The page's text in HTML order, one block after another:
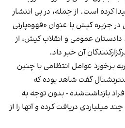
کرده است. از جمله، در پی انتشار
در جزیره کیش با عنوان «قهوه‌پارتی
دادستان عمومی و انقلاب کیش، از
آن خبر داد.
برخورد عوامل انتظامی با چنین
گفت شاهد بوده که
بازداشت‌‌شده - بدون توجه به
میلیاردی دریافت کرده و آنها را از